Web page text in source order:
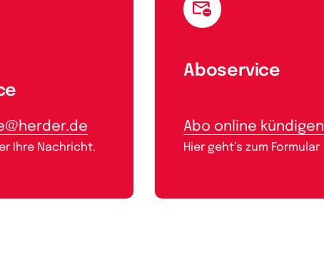
Ihre Nachricht.
Aboservice
Abo online kündigen
Hier geht’s zum Formular